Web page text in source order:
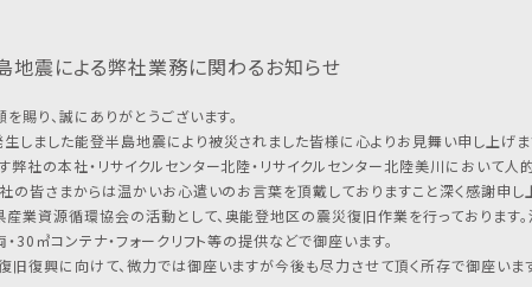
地震による弊社業務に関わるお知らせ
賜り、誠にありがとうございます。
しました能登半島地震により被災されました皆様に心よりお見舞い申し上げ
社の本社・リサイクルセンター北陸・リサイクルセンター北陸美川において
の皆さまからは温かいお心遣いのお言葉を頂戴しておりますこと深く感謝申し
産業資源循環協会の活動として、奥能登地区の震災復旧作業を行っておりま
30㎥コンテナ・フォークリフト等の提供などで御座います。
復興に向けて、微力では御座いますが今後も尽力させて頂く所存で御座いま